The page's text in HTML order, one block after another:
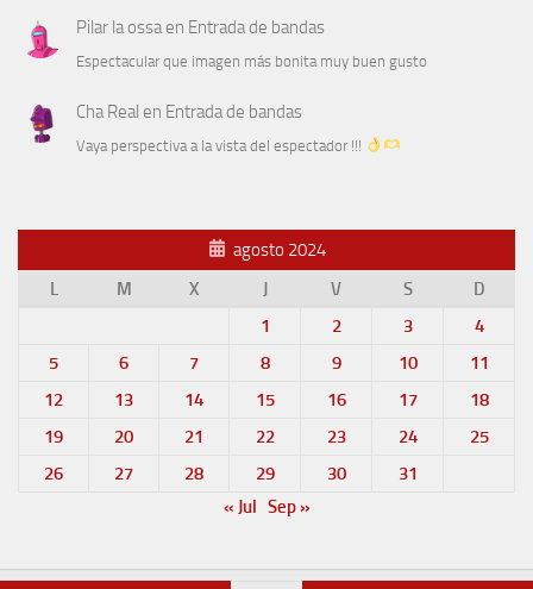
Pilar la ossaen Entrada de bandas
Espectacular que imagen más bonita muy buen gusto
Cha Real en Entrada de bandas
Vaya perspectiva a la vista del espectador !!!
agosto 2024
L
M X J V S
D
1
2 3
4
5
6 7 8 9 10
11
12
13 14 15 16 17
18
19
20 21 22 23 24
25
26
27 28 29 30
31
« Jul Sep »